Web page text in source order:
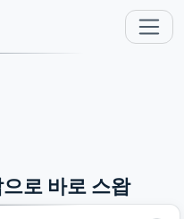
로 바로 스왑